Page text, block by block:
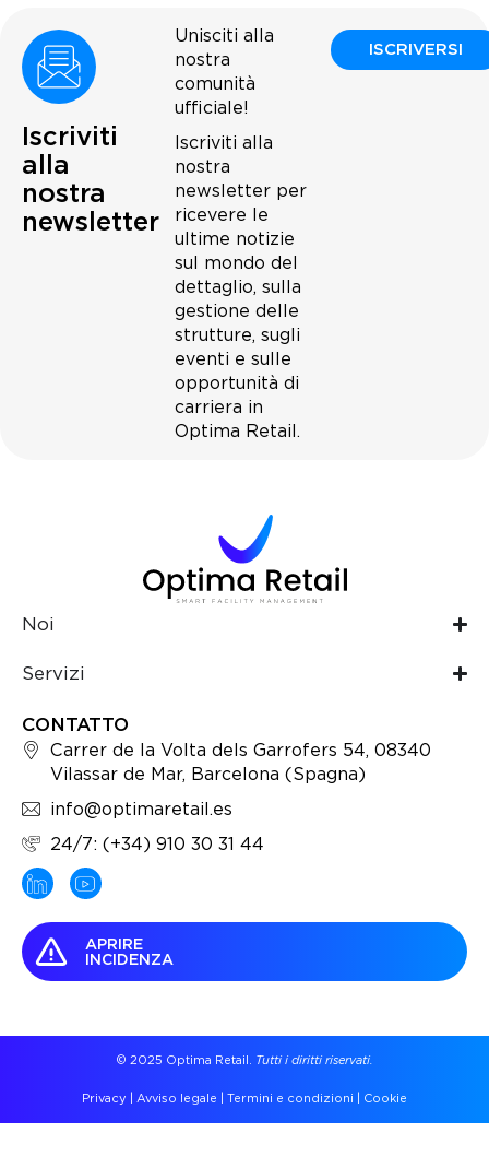
Iscriviti
alla
nostra
newsletter
Unisciti alla
nostra
comunità
ufficiale!
Iscriviti alla
nostra
newsletter per
ricevere le
ultime notizie
sul mondo del
dettaglio, sulla
gestione delle
strutture, sugli
eventi e sulle
opportunità di
carriera in
Optima Retail.
ISCRIVERSI
Noi
Servizi
CONTATTO
Carrer de la Volta dels Garrofers 54, 08340
Vilassar de Mar, Barcelona (Spagna)
info@optimaretail.es
24/7: (+34) 910 30 31 44
APRIRE
INCIDENZA
© 2025 Optima Retail. Tutti i diritti riservati.
Privacy | Avviso legale | Termini e condizioni | Cookie